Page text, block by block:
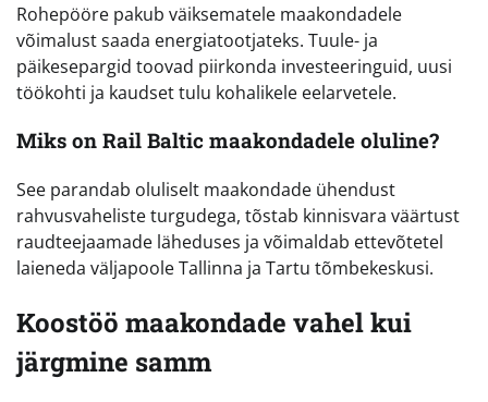
Rohepööre pakub väiksematele maakondadele
võimalust saada energiatootjateks. Tuule- ja
päikesepargid toovad piirkonda investeeringuid, uusi
töökohti ja kaudset tulu kohalikele eelarvetele.
Miks on Rail Baltic maakondadele oluline?
See parandab oluliselt maakondade ühendust
rahvusvaheliste turgudega, tõstab kinnisvara väärtust
raudteejaamade läheduses ja võimaldab ettevõtetel
laieneda väljapoole Tallinna ja Tartu tõmbekeskusi.
Koostöö maakondade vahel kui
järgmine samm